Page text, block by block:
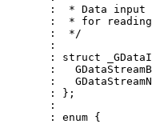
:  * Data
:  * for
:  */
:
: struct
:
:
: };
:
: enum {